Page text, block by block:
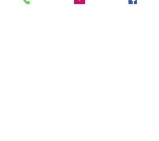
el envio es por parte del comprador